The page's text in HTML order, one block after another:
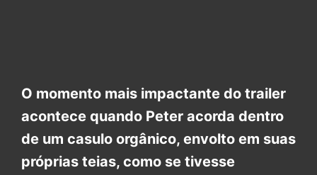
O momento mais impactante do trailer
acontece quando Peter acorda dentro
de um casulo orgânico, envolto em suas
próprias teias, como se tivesse